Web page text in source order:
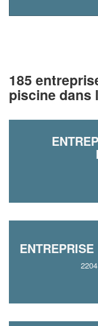
185
piscine dans